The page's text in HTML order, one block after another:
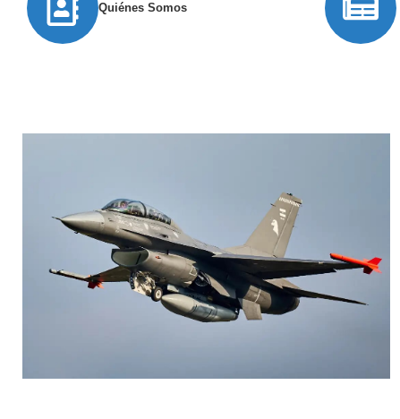
Quiénes Somos
AGUSTIN BOFFI
Aviación Militar, Fuerza Aérea Argentina